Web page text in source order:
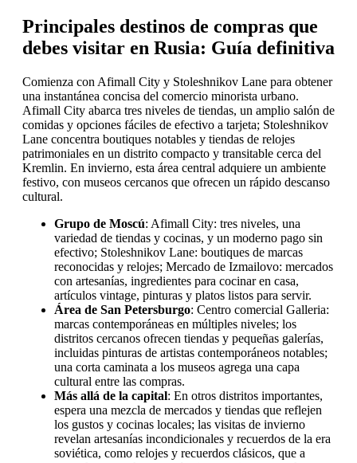
Principales destinos de compras que
debes visitar en Rusia: Guía definitiva
Comienza con Afimall City y Stoleshnikov Lane para obtener
una instantánea concisa del comercio minorista urbano.
Afimall City abarca tres niveles de tiendas, un amplio salón de
comidas y opciones fáciles de efectivo a tarjeta; Stoleshnikov
Lane concentra boutiques notables y tiendas de relojes
patrimoniales en un distrito compacto y transitable cerca del
Kremlin. En invierno, esta área central adquiere un ambiente
festivo, con museos cercanos que ofrecen un rápido descanso
cultural.
Grupo de Moscú: Afimall City: tres niveles, una
variedad de tiendas y cocinas, y un moderno pago sin
efectivo; Stoleshnikov Lane: boutiques de marcas
reconocidas y relojes; Mercado de Izmailovo: mercados
con artesanías, ingredientes para cocinar en casa,
artículos vintage, pinturas y platos listos para servir.
Área de San Petersburgo: Centro comercial Galleria:
marcas contemporáneas en múltiples niveles; los
distritos cercanos ofrecen tiendas y pequeñas galerías,
incluidas pinturas de artistas contemporáneos notables;
una corta caminata a los museos agrega una capa
cultural entre las compras.
Más allá de la capital: En otros distritos importantes,
espera una mezcla de mercados y tiendas que reflejen
los gustos y cocinas locales; las visitas de invierno
revelan artesanías incondicionales y recuerdos de la era
soviética, como relojes y recuerdos clásicos, que a